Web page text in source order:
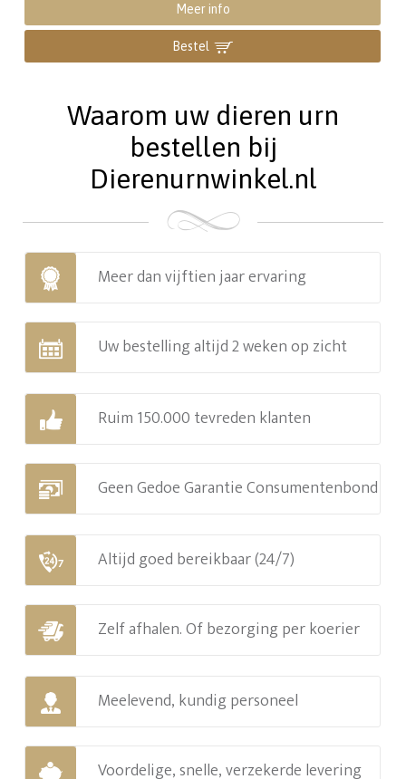
Meer info
Bestel
Waarom uw dieren urn
bestellen bij
Dierenurnwinkel.nl
Meer dan vijftien jaar ervaring
Uw bestelling altijd 2 weken op zicht
Ruim 150.000 tevreden klanten
Geen Gedoe Garantie Consumentenbond
Altijd goed bereikbaar (24/7)
Zelf afhalen. Of bezorging per koerier
Meelevend, kundig personeel
Voordelige, snelle, verzekerde levering